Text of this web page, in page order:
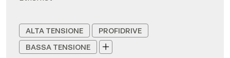
ALTA TENSIONE
PROFIDRIVE
BASSA TENSIONE